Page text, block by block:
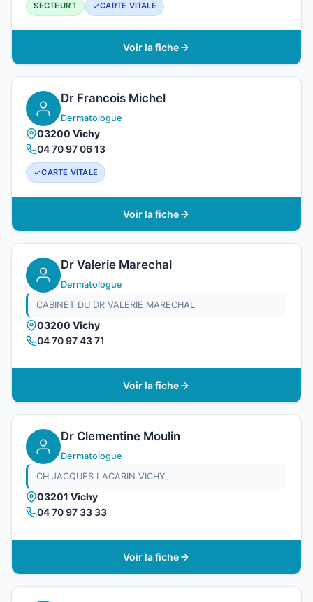
SECTEUR 1 CARTE VITALE
Voir la fiche
Dr Francois Michel
Dermatologue
03200 Vichy
04 70 97 06 13
CARTE VITALE
Voir la fiche
Dr Valerie Marechal
Dermatologue
CABINET DU DR VALERIE MARECHAL
03200 Vichy
04 70 97 43 71
Voir la fiche
Dr Clementine Moulin
Dermatologue
CH JACQUES LACARIN VICHY
03201 Vichy
04 70 97 33 33
Voir la fiche